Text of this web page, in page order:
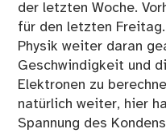
der letzten Woche.
für den letzten
Physik weiter daran
Geschwindigkeit und
Elektronen zu
natürlich weiter, hier
Spannung des